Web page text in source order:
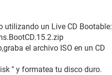
utilizando un Live CD Bootable:
el archivo ISO en un CD
'' y formatea tu disco duro.